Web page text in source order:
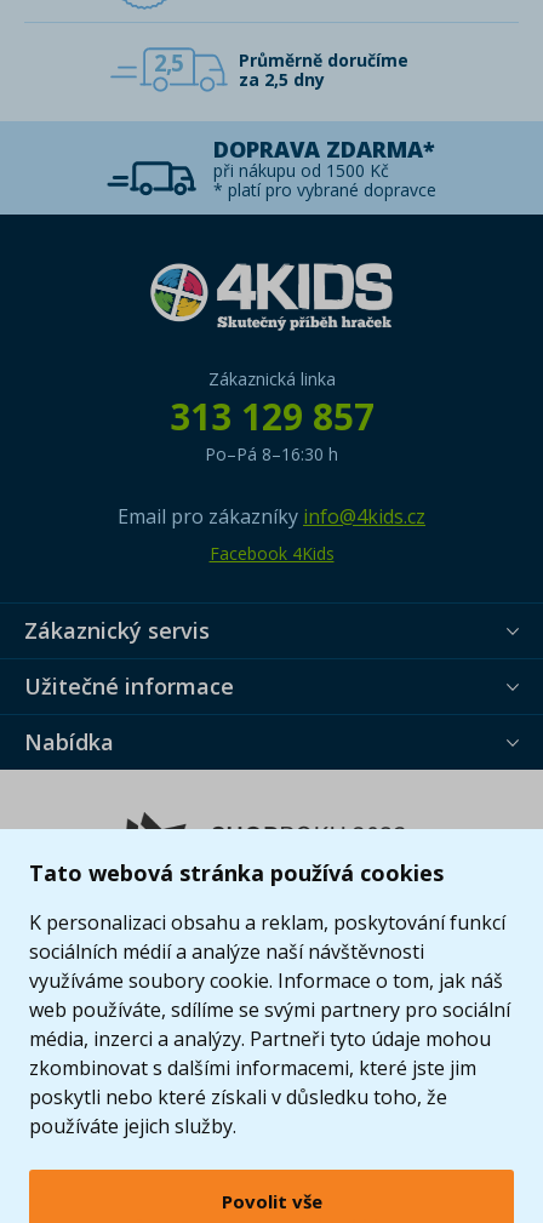
Tato webová stránka používá cookies
K personalizaci obsahu a reklam, poskytování funkcí
sociálních médií a analýze naší návštěvnosti
využíváme soubory cookie. Informace o tom, jak náš
web používáte, sdílíme se svými partnery pro sociální
média, inzerci a analýzy. Partneři tyto údaje mohou
zkombinovat s dalšími informacemi, které jste jim
poskytli nebo které získali v důsledku toho, že
používáte jejich služby.
Povolit vše
2,5
Průměrně doručíme
za 2,5 dny
DOPRAVA ZDARMA*
při nákupu od 1500 Kč
* platí pro vybrané dopravce
Zákaznická linka
313 129 857
Po–Pá 8–16:30 h
Email pro zákazníky info@4kids.cz
Facebook 4Kids
Zákaznický servis
Užitečné informace
Nabídka